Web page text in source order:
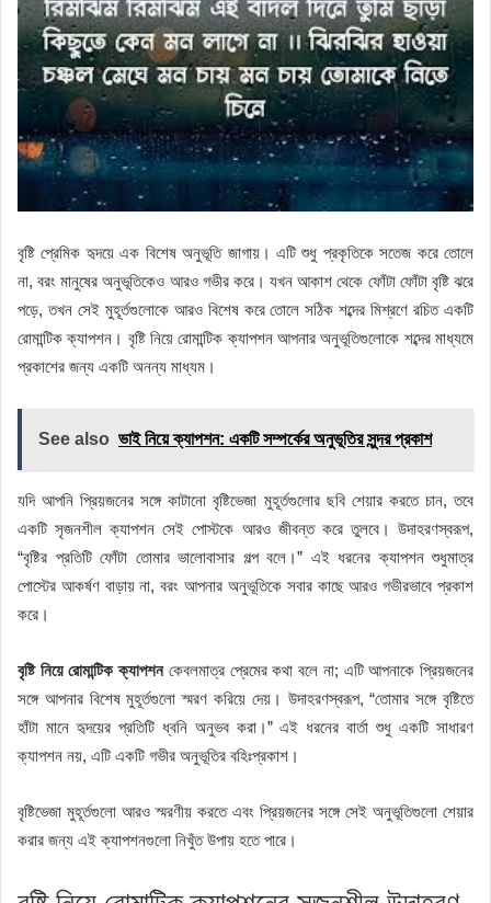
বৃষ্টি প্রেমিক হৃদয়ে এক বিশেষ অনুভূতি জাগায়। এটি শুধু প্রকৃতিকে সতেজ করে তোলে
না, বরং মানুষের অনুভূতিকেও আরও গভীর করে। যখন আকাশ থেকে ফোঁটা ফোঁটা বৃষ্টি ঝরে
পড়ে, তখন সেই মুহূর্তগুলোকে আরও বিশেষ করে তোলে সঠিক শব্দের মিশ্রণে রচিত একটি
রোমান্টিক ক্যাপশন। বৃষ্টি নিয়ে রোমান্টিক ক্যাপশন আপনার অনুভূতিগুলোকে শব্দের মাধ্যমে
প্রকাশের জন্য একটি অনন্য মাধ্যম।
See also ভাই নিয়ে ক্যাপশন: একটি সম্পর্কের অনুভূতির সুন্দর প্রকাশ
যদি আপনি প্রিয়জনের সঙ্গে কাটানো বৃষ্টিভেজা মুহূর্তগুলোর ছবি শেয়ার করতে চান, তবে
একটি সৃজনশীল ক্যাপশন সেই পোস্টকে আরও জীবন্ত করে তুলবে। উদাহরণস্বরূপ,
“বৃষ্টির প্রতিটি ফোঁটা তোমার ভালোবাসার গল্প বলে।” এই ধরনের ক্যাপশন শুধুমাত্র
পোস্টের আকর্ষণ বাড়ায় না, বরং আপনার অনুভূতিকে সবার কাছে আরও গভীরভাবে প্রকাশ
করে।
বৃষ্টি নিয়ে রোমান্টিক ক্যাপশনকেবলমাত্র প্রেমের কথা বলে না; এটি আপনাকে প্রিয়জনের
সঙ্গে আপনার বিশেষ মুহূর্তগুলো স্মরণ করিয়ে দেয়। উদাহরণস্বরূপ, “তোমার সঙ্গে বৃষ্টিতে
হাঁটা মানে হৃদয়ের প্রতিটি ধ্বনি অনুভব করা।” এই ধরনের বার্তা শুধু একটি সাধারণ
ক্যাপশন নয়, এটি একটি গভীর অনুভূতির বহিঃপ্রকাশ।
বৃষ্টিভেজা মুহূর্তগুলো আরও স্মরণীয় করতে এবং প্রিয়জনের সঙ্গে সেই অনুভূতিগুলো শেয়ার
করার জন্য এই ক্যাপশনগুলো নিখুঁত উপায় হতে পারে।